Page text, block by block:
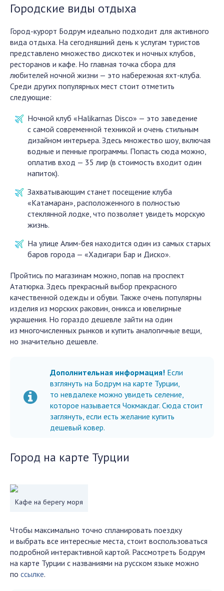
Городские виды отдыха
Город-курорт Бодрум идеально подходит для активного
вида отдыха. На сегодняшний день к услугам туристов
представлено множество дискотек и ночных клубов,
ресторанов и кафе. Но главная точка сбора для
любителей ночной жизни — это набережная яхт-клуба.
Среди других популярных мест стоит отметить
следующие:
Ночной клуб «Halikarnas Disco» — это заведение
с самой современной техникой и очень стильным
дизайном интерьера. Здесь множество шоу, включая
водные и пенные программы. Попасть сюда можно,
оплатив вход — 35 лир (в стоимость входит один
напиток).
Захватывающим станет посещение клуба
«Катамаран», расположенного в полностью
стеклянной лодке, что позволяет увидеть морскую
жизнь.
На улице Алим-бея находится один из самых старых
баров города — «Хадигари Бар и Диско».
Пройтись по магазинам можно, попав на проспект
Ататюрка. Здесь прекрасный выбор прекрасного
качественной одежды и обуви. Также очень популярны
изделия из морских раковин, оникса и ювелирные
украшения. Но гораздо дешевле зайти на один
из многочисленных рынков и купить аналогичные вещи,
но значительно дешевле.
Дополнительная информация! Если
взглянуть на Бодрум на карте Турции,
то невдалеке можно увидеть селение,
которое называется Чокмакдаг. Сюда стоит
заглянуть, если есть желание купить
дешевый ковер.
Город на карте Турции
Кафе на берегу моря
Чтобы максимально точно спланировать поездку
и выбрать все интересные места, стоит воспользоваться
подробной интерактивной картой. Рассмотреть Бодрум
на карте Турции с названиями на русском языке можно
по ссылке.